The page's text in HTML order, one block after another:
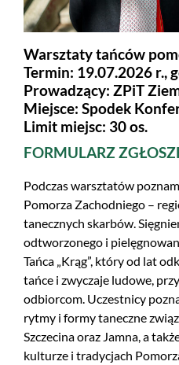
Warsztaty tańców
Termin: 19.07.2026 r.,
Prowadzący: ZPiT
Miejsce: Spodek
Limit miejsc: 30 os.
FORMULARZ
Podczas warsztatów
Pomorza Zachodniego –
tanecznych skarbów.
odtworzonego i
Tańca „Krąg”, który od lat
tańce i zwyczaje ludowe,
odbiorcom. Uczestnicy
rytmy i formy taneczne
Szczecina oraz Jamna, a
kulturze i tradycjach